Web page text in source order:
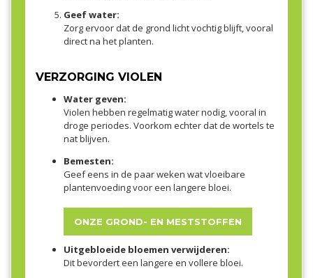
Geef water:
Zorg ervoor dat de grond licht vochtig blijft, vooral
direct na het planten.
VERZORGING VIOLEN
Water geven:
Violen hebben regelmatig water nodig, vooral in
droge periodes. Voorkom echter dat de wortels te
nat blijven.
Bemesten:
Geef eens in de paar weken wat vloeibare
plantenvoeding voor een langere bloei.
ONZE GROND- EN MESTSTOFFEN
Uitgebloeide bloemen verwijderen:
Dit bevordert een langere en vollere bloei.